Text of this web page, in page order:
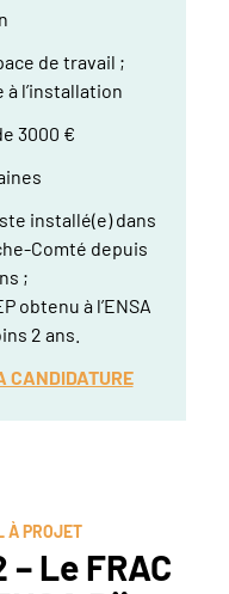
À PROJET
Le FRAC
de travail ;
l’installation
3000 €
installé(e) dans
Comté depuis
;
obtenu à l’ENSA
2 ans.
CANDIDATURE